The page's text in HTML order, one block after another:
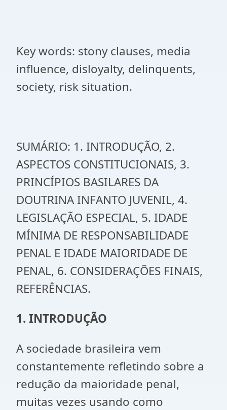
Key words: stony clauses, media
influence, disloyalty, delinquents,
society, risk situation.
SUMÁRIO: 1. INTRODUÇÃO, 2.
ASPECTOS CONSTITUCIONAIS, 3.
PRINCÍPIOS BASILARES DA
DOUTRINA INFANTO JUVENIL, 4.
LEGISLAÇÃO ESPECIAL, 5. IDADE
MÍNIMA DE RESPONSABILIDADE
PENAL E IDADE MAIORIDADE DE
PENAL, 6. CONSIDERAÇÕES FINAIS,
REFERÊNCIAS.
1. INTRODUÇÃO
A sociedade brasileira vem
constantemente refletindo sobre a
redução da maioridade penal,
muitas vezes usando como